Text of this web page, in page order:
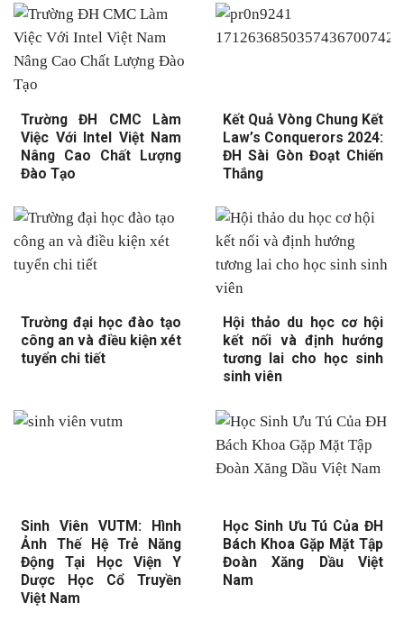
Trường ĐH CMC Làm
Việc Với Intel Việt Nam
Nâng Cao Chất Lượng
Đào Tạo
Kết Quả Vòng Chung Kết
Law’s Conquerors 2024:
ĐH Sài Gòn Đoạt Chiến
Thắng
Trường đại học đào tạo
công an và điều kiện xét
tuyển chi tiết
Hội thảo du học cơ hội
kết nối và định hướng
tương lai cho học sinh
sinh viên
Sinh Viên VUTM: Hình
Ảnh Thế Hệ Trẻ Năng
Động Tại Học Viện Y
Dược Học Cổ Truyền
Việt Nam
Học Sinh Ưu Tú Của ĐH
Bách Khoa Gặp Mặt Tập
Đoàn Xăng Dầu Việt
Nam